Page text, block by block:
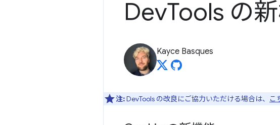
DevTools の
Kayce Basques
注:DevTools の改良にご協力いただける場合は、 こ